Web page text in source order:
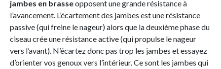
jambes en brasseopposent une grande résistance à
l’avancement. L’écartement des jambes est une résistance
passive (qui freine le nageur) alors que la deuxième phase du
ciseau crée une résistance active (qui propulse le nageur
vers l’avant). N’écartez donc pas trop les jambes et essayez
d’orienter vos genoux vers l’intérieur. Ce sont les jambes qui